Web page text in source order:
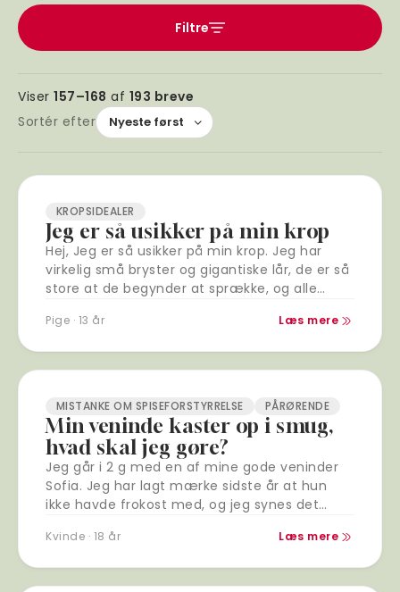
Filtre
Viser 157–168 af 193 breve
Sortér efter
KROPSIDEALER
Jeg er så usikker på min krop
Hej, Jeg er så usikker på min krop. Jeg har
virkelig små bryster og gigantiske lår, de er så
store at de begynder at sprække, og alle
Pige · 13 år Læs mere
MISTANKE OM SPISEFORSTYRRELSE PÅRØRENDE
Min veninde kaster op i smug,
hvad skal jeg gøre?
Jeg går i 2 g med en af mine gode veninder
Sofia. Jeg har lagt mærke sidste år at hun
ikke havde frokost med, og jeg synes det…
Kvinde · 18 år Læs mere